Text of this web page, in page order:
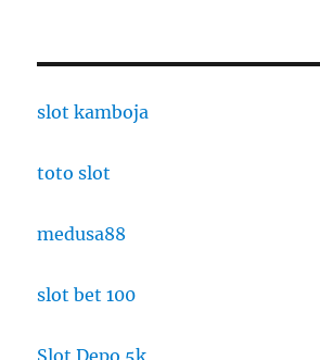
slot kamboja
toto slot
medusa88
slot bet 100